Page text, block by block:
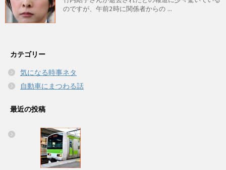
のですが、午前2時に関係者からの ...
カテゴリー
気になる時事ネタ
自動車にまつわる話
最近の投稿